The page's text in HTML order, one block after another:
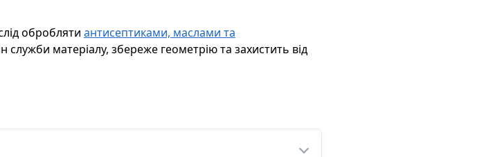
обробляти антисептиками, маслами та
служби матеріалу, збереже геометрію та захистить від